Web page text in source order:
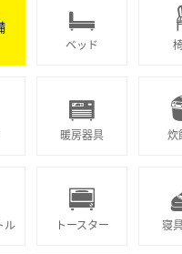
ベッド
暖房器具 炊
ル トースター 寝